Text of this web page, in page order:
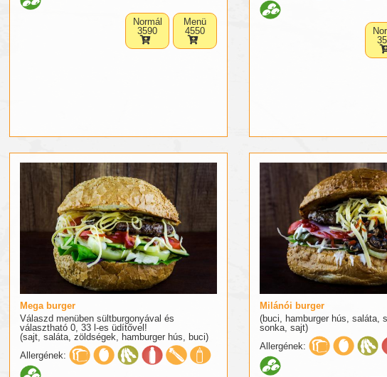
Normál
3590
Menü
4550
Mega burger
Válaszd menüben sültburgonyával és
választható 0, 33 l-es üdítővel!
(sajt, saláta, zöldségek, hamburger hús, buci)
Allergének:
Milánói burger
(buci, hamburger hús, saláta,
sonka, sajt)
Allergének: